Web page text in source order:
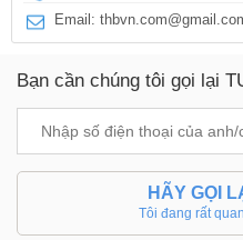
Email:
Bạn cần chúng tôi gọi lại
HÃY GỌI
Tôi đang rất